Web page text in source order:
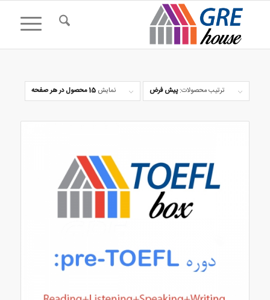
ترتیب محصولات:پیش فرض نمایش 15 محصول در هر صفحه